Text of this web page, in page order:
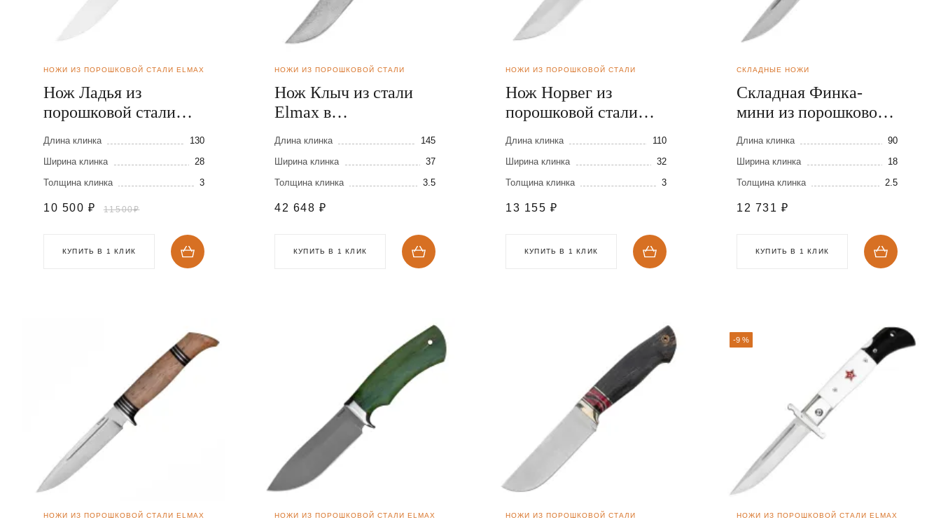
НОЖИ ИЗ ПОРОШКОВОЙ СТАЛИ ELMAX
Нож Ладья из
порошковой стали
Elmax
Длина клинка
130
Ширина клинка
28
Толщина клинка
3
10 500 ₽ 11500₽
КУПИТЬ В 1 КЛИК
НОЖИ ИЗ ПОРОШКОВОЙ СТАЛИ
Нож Клыч из стали
Elmax в
нержавеющих
обкладках
Длина клинка
145
Ширина клинка
37
Толщина клинка
3.5
42 648 ₽
КУПИТЬ В 1 КЛИК
НОЖИ ИЗ ПОРОШКОВОЙ СТАЛИ
Нож Норвег из
порошковой стали
Elmax
Длина клинка
110
Ширина клинка
32
Толщина клинка
3
13 155 ₽
КУПИТЬ В 1 КЛИК
СКЛАДНЫЕ НОЖИ
Складная Финка-
мини из порошковой
стали Elmax
Длина клинка
90
Ширина клинка
18
Толщина клинка
2.5
12 731 ₽
КУПИТЬ В 1 КЛИК
НОЖИ ИЗ ПОРОШКОВОЙ СТАЛИ ELMAX НОЖИ ИЗ ПОРОШКОВОЙ СТАЛИ ELMAX НОЖИ ИЗ ПОРОШКОВОЙ СТАЛИ
-9 %
НОЖИ ИЗ ПОРОШКОВОЙ СТАЛИ ELMAX